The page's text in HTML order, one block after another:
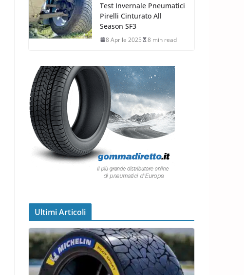
Test Invernale Pneumatici
Pirelli Cinturato All
Season SF3
8 Aprile 2025 8 min read
Ultimi Articoli